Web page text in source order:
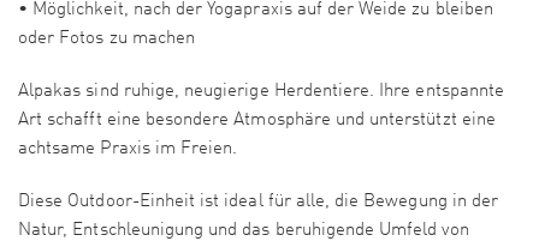
• Möglichkeit, nach der Yogapraxis auf der Weide zu bleiben
oder Fotos zu machen
Alpakas sind ruhige, neugierige Herdentiere. Ihre entspannte
Art schafft eine besondere Atmosphäre und unterstützt eine
achtsame Praxis im Freien.
Diese Outdoor-Einheit ist ideal für alle, die Bewegung in der
Natur, Entschleunigung und das beruhigende Umfeld von